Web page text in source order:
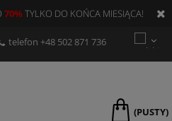
70%TYLKO DO KOŃCA MIESIĄCA!
telefon +48 502 871 736
(PUSTY)